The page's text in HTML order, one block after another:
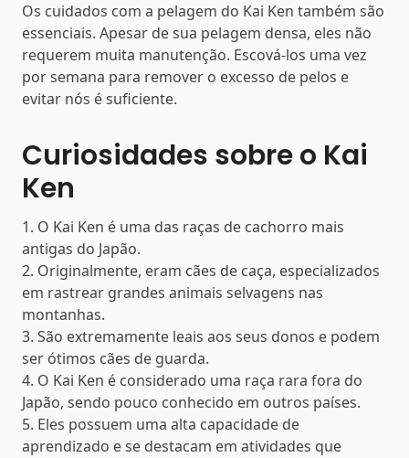
Os cuidados com a pelagem do Kai Ken também são
essenciais. Apesar de sua pelagem densa, eles não
requerem muita manutenção. Escová-los uma vez
por semana para remover o excesso de pelos e
evitar nós é suficiente.
Curiosidades sobre o Kai
Ken
1. O Kai Ken é uma das raças de cachorro mais
antigas do Japão.
2. Originalmente, eram cães de caça, especializados
em rastrear grandes animais selvagens nas
montanhas.
3. São extremamente leais aos seus donos e podem
ser ótimos cães de guarda.
4. O Kai Ken é considerado uma raça rara fora do
Japão, sendo pouco conhecido em outros países.
5. Eles possuem uma alta capacidade de
aprendizado e se destacam em atividades que